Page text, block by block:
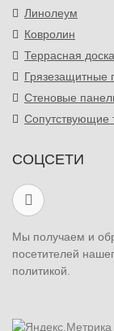
Линолеум
Ковролин
Террасная доска
Грязезащитные
Стеновые
Сопутствующие
СОЦСЕТИ
Мы получаем и
посетителей
политикой.